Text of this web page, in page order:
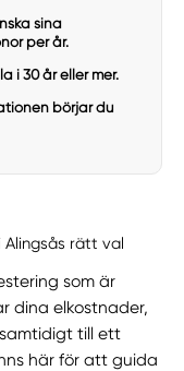
sina
per år.
i 30 år eller mer.
börjar du
rätt val
som är
dina elkostnader,
till ett
här för att guida